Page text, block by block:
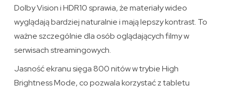
Dolby Vision i HDR10 sprawia, że materiały wideo
wyglądają bardziej naturalnie i mają lepszy kontrast. To
ważne szczególnie dla osób oglądających filmy w
serwisach streamingowych.
Jasność ekranu sięga 800 nitów w trybie High
Brightness Mode, co pozwala korzystać z tabletu